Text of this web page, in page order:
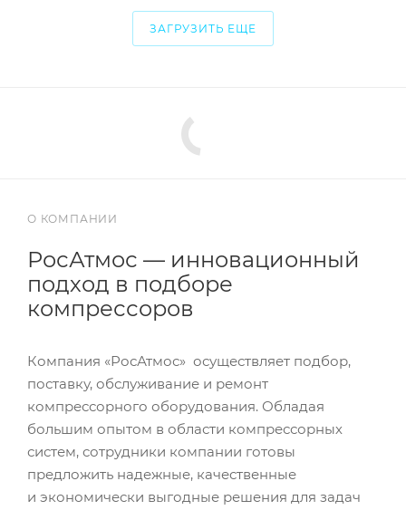
ЗАГРУЗИТЬ ЕЩЕ
О КОМПАНИИ
РосАтмос — инновационный
подход в подборе
компрессоров
Компания «РосАтмос» осуществляет подбор,
поставку, обслуживание и ремонт
компрессорного оборудования. Обладая
большим опытом в области компрессорных
систем, сотрудники компании готовы
предложить надежные, качественные
и экономически выгодные решения для задач